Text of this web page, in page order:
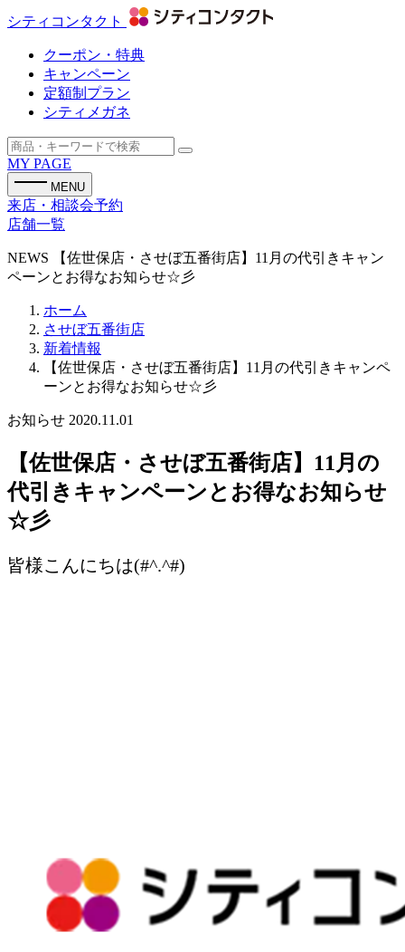
シティコンタクト
クーポン・特典
キャンペーン
定額制プラン
シティメガネ
MY PAGE
MENU
来店・相談会予約
店舗一覧
NEWS
【佐世保店・させぼ五番街店】11月の代引きキャン
ペーンとお得なお知らせ☆彡
ホーム
させぼ五番街店
新着情報
【佐世保店・させぼ五番街店】11月の代引きキャンペ
ーンとお得なお知らせ☆彡
お知らせ 2020.11.01
【佐世保店・させぼ五番街店】11月の
代引きキャンペーンとお得なお知らせ
☆彡
皆様こんにちは(#^.^#)